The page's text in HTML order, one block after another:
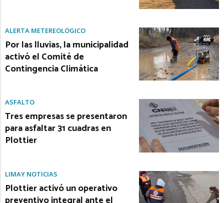
ALERTA METEREOLÓGICO
Por las lluvias, la municipalidad
activó el Comité de
Contingencia Climática
ASFALTO
Tres empresas se presentaron
para asfaltar 31 cuadras en
Plottier
LIMAY NOTICIAS
Plottier activó un operativo